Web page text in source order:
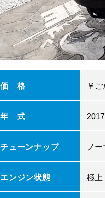
価 格 ￥
年 式
チューンナップ ノ
エンジン状態 極上